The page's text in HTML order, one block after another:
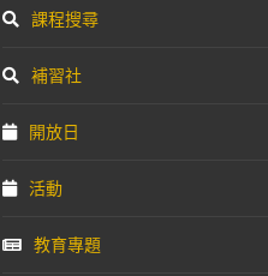
課程搜尋
補習社
開放日
活動
教育專題